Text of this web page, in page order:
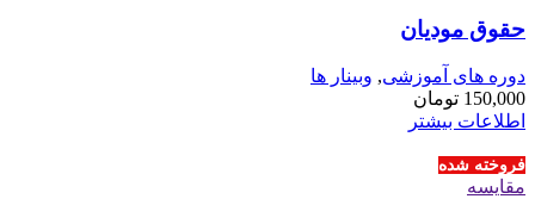
حقوق مودیان
دوره های آموزشی, وبینار ها
150,000 تومان
اطلاعات بیشتر
فروخته شده
مقايسه